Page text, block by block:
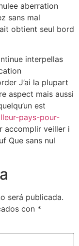
aberration
sans mal
obtient seul bord
interpellas
J’ai la plupart
aspect mais aussi
est
pays-pour-
accomplir veiller i
Que sans nul
será publicada.
con *